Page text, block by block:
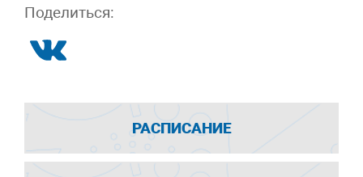
Поделиться:
РАСПИСАНИЕ